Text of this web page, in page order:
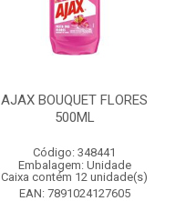
AJAX BOUQUET FLORES
500ML
Código: 348441
Embalagem: Unidade
Caixa contém 12 unidade(s)
EAN: 7891024127605